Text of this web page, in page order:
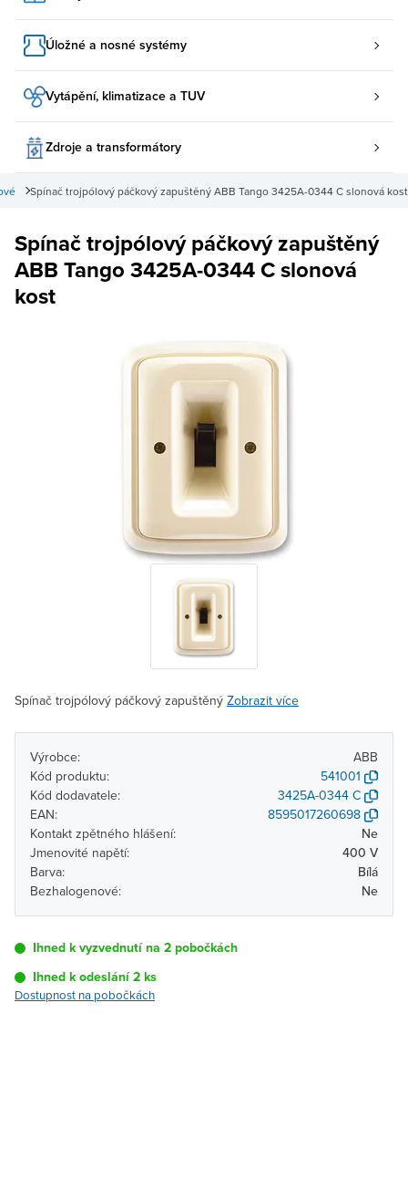
Úložné a nosné systémy
Vytápění, klimatizace a TUV
Zdroje a transformátory
Spínač trojpólový páčkový zapuštěný ABB Tango 3425A-0344 C slonová kost
Spínač trojpólový páčkový zapuštěný
ABB Tango 3425A-0344 C slonová
kost
Spínač trojpólový páčkový zapuštěný Zobrazit více
Výrobce:
ABB
Kód produktu:
541001
Kód dodavatele:
3425A-0344 C
EAN:
8595017260698
Kontakt zpětného hlášení:
Ne
Jmenovité napětí:
400 V
Barva:
Bílá
Bezhalogenové:
Ne
Ihned k vyzvednutí na 2 pobočkách
Ihned k odeslání 2 ks
Dostupnost na pobočkách